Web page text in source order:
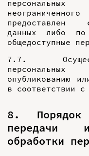
предоставлен
данных либо
общедоступные
7.7.
опубликованию
в соответствии с
8. Порядок
передачи
обработки